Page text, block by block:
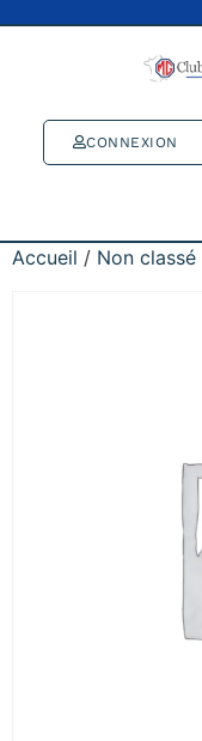
CONNEXION
Accueil / Non classé